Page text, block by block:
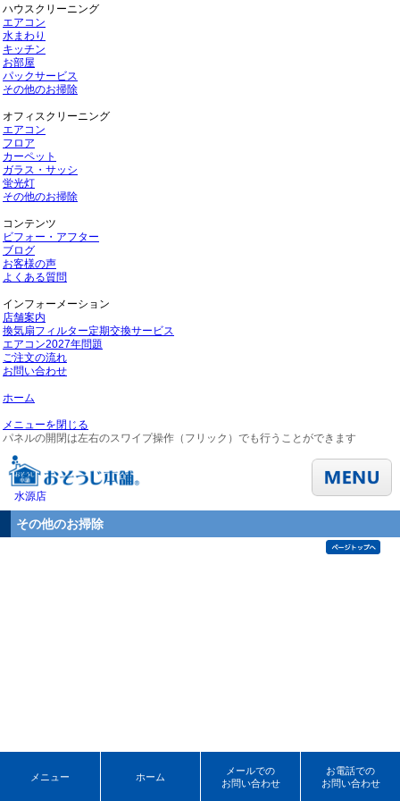
ハウスクリーニング
エアコン
水まわり
キッチン
お部屋
パックサービス
その他のお掃除
オフィスクリーニング
エアコン
フロア
カーペット
ガラス・サッシ
蛍光灯
その他のお掃除
コンテンツ
ビフォー・アフター
ブログ
お客様の声
よくある質問
インフォーメーション
店舗案内
換気扇フィルター定期交換サービス
エアコン2027年問題
ご注文の流れ
お問い合わせ
ホーム
メニューを閉じる
パネルの開閉は左右のスワイプ操作（フリック）でも行うことができます
水源店
その他のお掃除
メニュー ホーム
メールでの
お問い合わせ
お電話での
お問い合わせ